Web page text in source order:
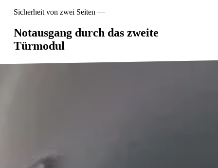
Sicherheit von zwei Seiten —
Notausgang durch das zweite
Türmodul